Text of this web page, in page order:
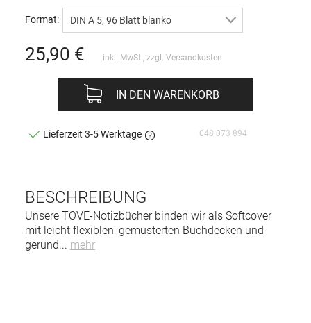
BESCHREIBUNG
Unsere TOVE-Notizbücher binden wir als Softcover
mit leicht flexiblen, gemusterten Buchdecken und
gerund... mehr
Format: DIN A 5, 96 Blatt blanko
25,90 € inkl. MwSt., zzgl. Versandkosten
IN DEN WARENKORB
Lieferzeit 3-5 Werktage 048 073 894